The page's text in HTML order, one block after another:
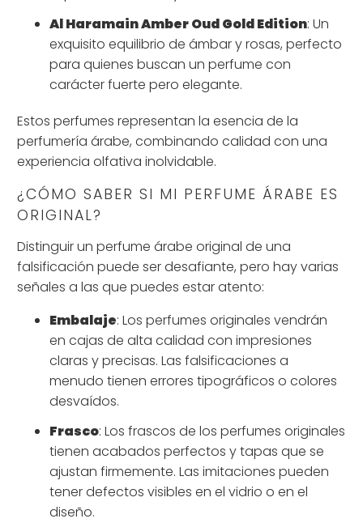
Al Haramain Amber Oud Gold Edition: Un
exquisito equilibrio de ámbar y rosas, perfecto
para quienes buscan un perfume con
carácter fuerte pero elegante.
Estos perfumes representan la esencia de la
perfumería árabe, combinando calidad con una
experiencia olfativa inolvidable.
¿CÓMO SABER SI MI PERFUME ÁRABE ES
ORIGINAL?
Distinguir un perfume árabe original de una
falsificación puede ser desafiante, pero hay varias
señales a las que puedes estar atento:
Embalaje: Los perfumes originales vendrán
en cajas de alta calidad con impresiones
claras y precisas. Las falsificaciones a
menudo tienen errores tipográficos o colores
desvaídos.
Frasco: Los frascos de los perfumes originales
tienen acabados perfectos y tapas que se
ajustan firmemente. Las imitaciones pueden
tener defectos visibles en el vidrio o en el
diseño.